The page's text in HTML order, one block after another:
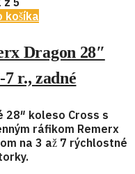
košíka
Dragon 28″
r., zadné
28″ koleso Cross s
ráfikom Remerx
na 3 až 7 rýchlostné